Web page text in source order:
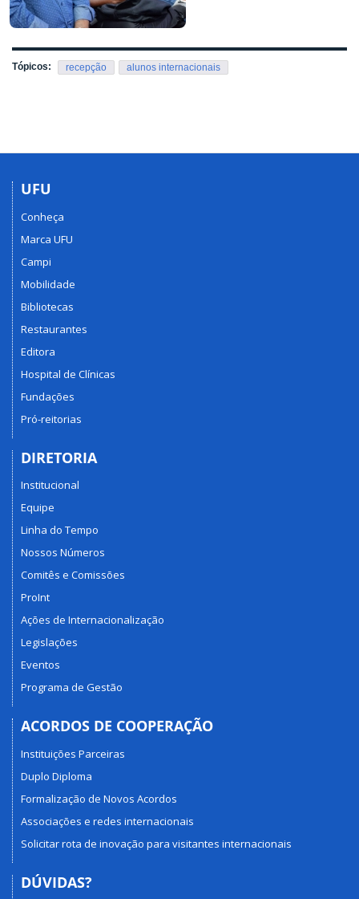
Tópicos: recepção alunos internacionais
UFU
Conheça
Marca UFU
Campi
Mobilidade
Bibliotecas
Restaurantes
Editora
Hospital de Clínicas
Fundações
Pró-reitorias
DIRETORIA
Institucional
Equipe
Linha do Tempo
Nossos Números
Comitês e Comissões
ProInt
Ações de Internacionalização
Legislações
Eventos
Programa de Gestão
ACORDOS DE COOPERAÇÃO
Instituições Parceiras
Duplo Diploma
Formalização de Novos Acordos
Associações e redes internacionais
Solicitar rota de inovação para visitantes internacionais
DÚVIDAS?